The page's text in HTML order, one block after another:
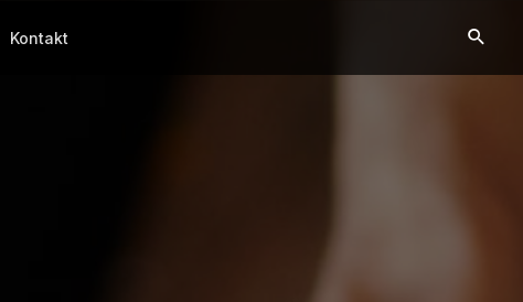
Kontakt